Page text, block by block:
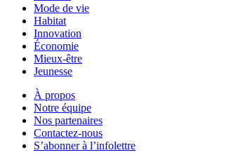
Mode de vie
Habitat
Innovation
Économie
Mieux-être
Jeunesse
À propos
Notre équipe
Nos partenaires
Contactez-nous
S’abonner à l’infolettre